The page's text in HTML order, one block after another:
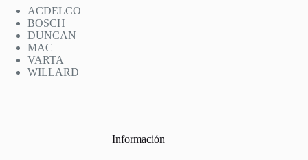
ACDELCO
BOSCH
DUNCAN
MAC
VARTA
WILLARD
Información